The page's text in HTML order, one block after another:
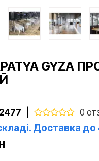
GYZA
2477 0
Доставка до